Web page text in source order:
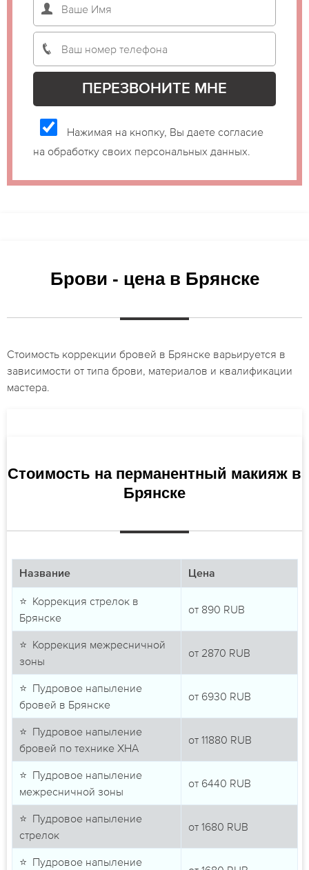
Нажимая на кнопку, Вы даете согласие
на обработку своих персональных данных.
Брови - цена в Брянске
Стоимость коррекции бровей в Брянске варьируется в
зависимости от типа брови, материалов и квалификации
мастера.
Стоимость на перманентный макияж в
Брянске
Название Цена
⭐ Коррекция стрелок в
Брянске
от 890 RUB
⭐ Коррекция межресничной
зоны
от 2870 RUB
⭐ Пудровое напыление
бровей в Брянске
от 6930 RUB
⭐ Пудровое напыление
бровей по технике ХНА
от 11880 RUB
⭐ Пудровое напыление
межресничной зоны
от 6440 RUB
⭐ Пудровое напыление
стрелок
от 1680 RUB
⭐ Пудровое напыление